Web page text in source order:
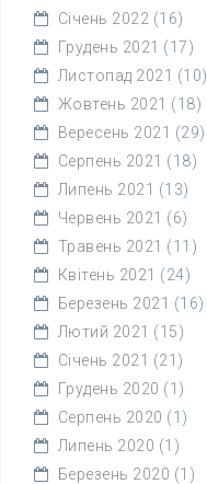
Січень 2022 (16)
Грудень 2021 (17)
Листопад 2021 (10)
Жовтень 2021 (18)
Вересень 2021 (29)
Серпень 2021 (18)
Липень 2021 (13)
Червень 2021 (6)
Травень 2021 (11)
Квітень 2021 (24)
Березень 2021 (16)
Лютий 2021 (15)
Січень 2021 (21)
Грудень 2020 (1)
Серпень 2020 (1)
Липень 2020 (1)
Березень 2020 (1)